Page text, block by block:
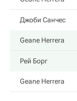
Джоби Санчес
Geane Herrera
Рей Борг
Geane Herrera